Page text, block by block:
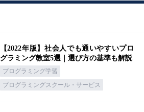
【2022年版】社会人でも通いやすいプロ
グラミング教室5選｜選び方の基準も解説
プログラミング学習
プログラミングスクール・サービス